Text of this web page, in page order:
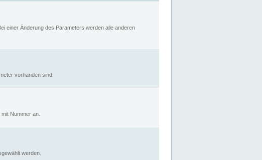
einer Änderung des Parameters werden alle anderen
vorhanden sind.
Nummer an.
werden.